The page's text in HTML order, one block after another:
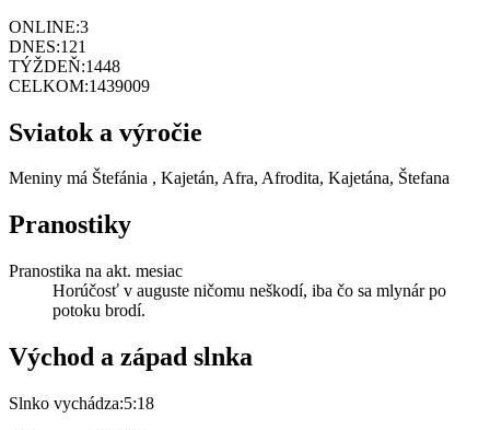
ONLINE:3
DNES:121
TÝŽDEŇ:1448
CELKOM:1439009
Sviatok a výročie
Meniny má Štefánia , Kajetán, Afra, Afrodita, Kajetána, Štefana
Pranostiky
Pranostika na akt. mesiac
Horúčosť v auguste ničomu neškodí, iba čo sa mlynár po
potoku brodí.
Východ a západ slnka
Slnko vychádza:5:18